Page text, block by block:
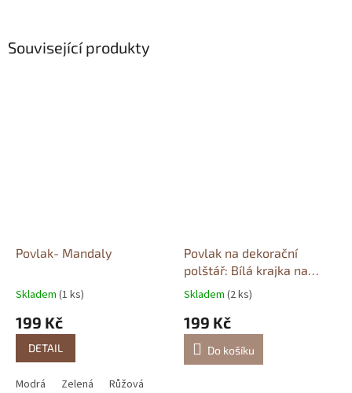
Související produkty
Povlak- Mandaly
Skladem (1 ks)
199 Kč
DETAIL
Modrá Zelená Růžová
Povlak na dekorační
polštář: Bílá krajka na
černé
povlak 40x40cm
Skladem (2 ks)
199 Kč
Do košíku